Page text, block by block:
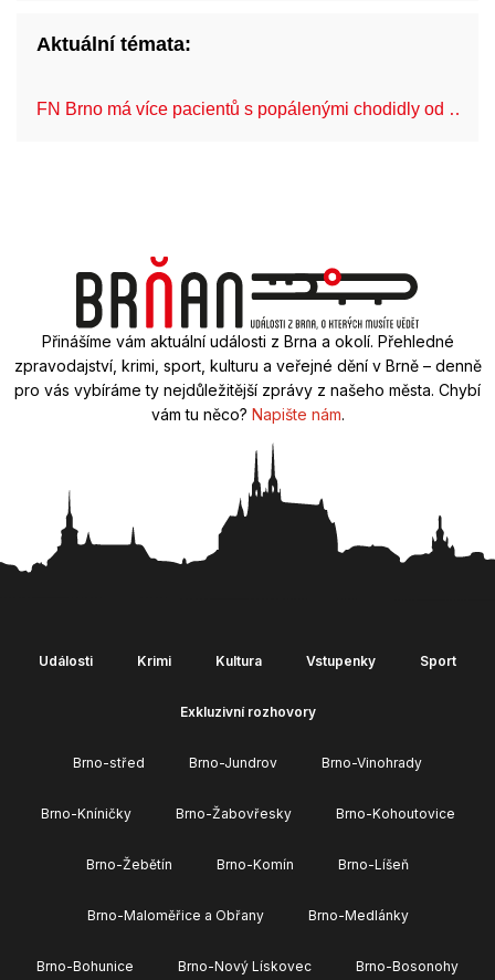
Aktuální témata:
FN Brno má více pacientů s popálenými chodidly od …
Přinášíme vám aktuální události z Brna a okolí. Přehledné
zpravodajství, krimi, sport, kulturu a veřejné dění v Brně – denně
pro vás vybíráme ty nejdůležitější zprávy z našeho města. Chybí
vám tu něco? Napište nám.
Události Krimi Kultura Vstupenky Sport
Exkluzivní rozhovory
Brno-střed Brno-Jundrov Brno-Vinohrady
Brno-Kníničky Brno-Žabovřesky Brno-Kohoutovice
Brno-Žebětín Brno-Komín Brno-Líšeň
Brno-Maloměřice a Obřany Brno-Medlánky
Brno-Bohunice Brno-Nový Lískovec Brno-Bosonohy